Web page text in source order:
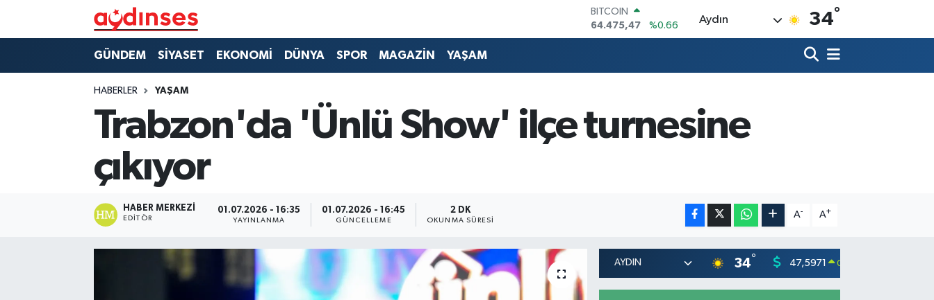
BITCOIN
64.475,47
%0.66
DOLAR
GRAM ALTIN
6518.23
%0.39
Aydın 34°
GÜNDEM SİYASET EKONOMİ DÜNYA SPOR MAGAZİN YAŞAM
HABERLER YAŞAM
Trabzon'da 'Ünlü Show' ilçe turnesine
çıkıyor
HABER MERKEZI
EDITÖR
01.07.2026 - 16:35
YAYINLANMA
01.07.2026 - 16:45
GÜNCELLEME
2 DK
OKUNMA SÜRESI
A- A+
34° 47,5971 0.05
Nöbetçi Eczaneler
Hava Durumu
Aydin Namaz Vakitleri
Trafik Durumu
Tüm Manşetler